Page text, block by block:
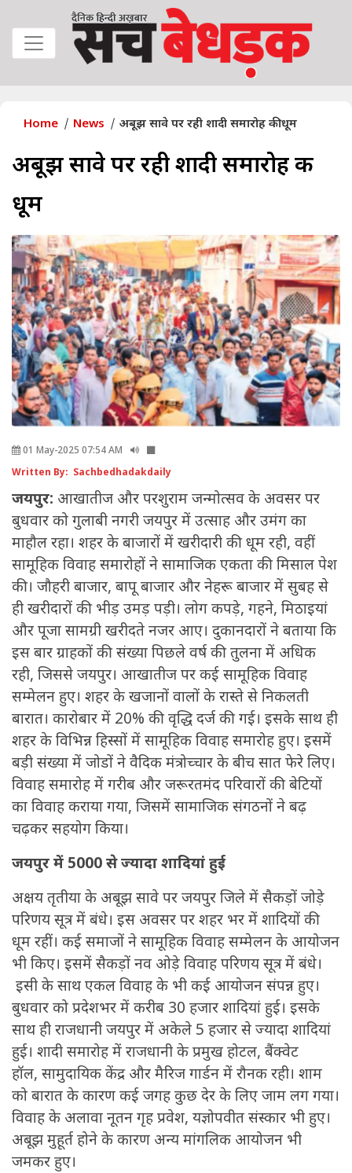
Home News अबूझ सावे पर रही शादी समारोह की धूम
अबूझ सावे पर रही शादी समारोह की
धूम
01 May-2025 07:54 AM
Written By: Sachbedhadakdaily
जयपुर: आखातीज और परशुराम जन्मोत्सव के अवसर पर
बुधवार को गुलाबी नगरी जयपुर में उत्साह और उमंग का
माहौल रहा। शहर के बाजारों में खरीदारी की धूम रही, वहीं
सामूहिक विवाह समारोहों ने सामाजिक एकता की मिसाल पेश
की। जौहरी बाजार, बापू बाजार और नेहरू बाजार में सुबह से
ही खरीदारों की भीड़ उमड़ पड़ी। लोग कपड़े, गहने, मिठाइयां
और पूजा सामग्री खरीदते नजर आए। दुकानदारों ने बताया कि
इस बार ग्राहकों की संख्या पिछले वर्ष की तुलना में अधिक
रही, जिससे जयपुर। आखातीज पर कई सामूहिक विवाह
सम्मेलन हुए। शहर के खजानों वालों के रास्ते से निकलती
बारात। कारोबार में 20% की वृद्धि दर्ज की गई। इसके साथ ही
शहर के विभिन्न हिस्सों में सामूहिक विवाह समारोह हुए। इसमें
बड़ी संख्या में जोडों ने वैदिक मंत्रोच्चार के बीच सात फेरे लिए।
विवाह समारोह में गरीब और जरूरतमंद परिवारों की बेटियों
का विवाह कराया गया, जिसमें सामाजिक संगठनों ने बढ़
चढ़कर सहयोग किया।
जयपुर में 5000 से ज्यादा शादियां हुई
अक्षय तृतीया के अबूझ सावे पर जयपुर जिले में सैकड़ों जोड़े
परिणय सूत्र में बंधे। इस अवसर पर शहर भर में शादियों की
धूम रहीं। कई समाजों ने सामूहिक विवाह सम्मेलन के आयोजन
भी किए। इसमें सैकड़ों नव ओड़े विवाह परिणय सूत्र में बंधे।
इसी के साथ एकल विवाह के भी कई आयोजन संपन्न हुए।
बुधवार को प्रदेशभर में करीब 30 हजार शादियां हुई। इसके
साथ ही राजधानी जयपुर में अकेले 5 हजार से ज्यादा शादियां
हुई। शादी समारोह में राजधानी के प्रमुख होटल, बैंक्वेट
हॉल, सामुदायिक केंद्र और मैरिज गार्डन में रौनक रही। शाम
को बारात के कारण कई जगह कुछ देर के लिए जाम लग गया।
विवाह के अलावा नूतन गृह प्रवेश, यज्ञोपवीत संस्कार भी हुए।
अबूझ मुहूर्त होने के कारण अन्य मांगलिक आयोजन भी
जमकर हुए।